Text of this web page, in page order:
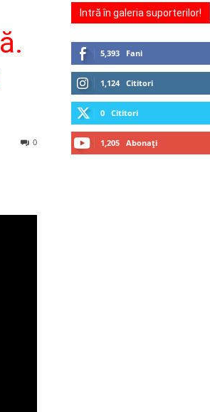
0
Intră în galeria suporterilor!
5,393 Fani
1,124 Cititori
0 Cititori
1,205 Abonați